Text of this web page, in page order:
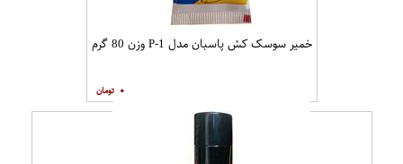
خمیر سوسک کش پاسبان مدل P-1 وزن 80 گرم
۰